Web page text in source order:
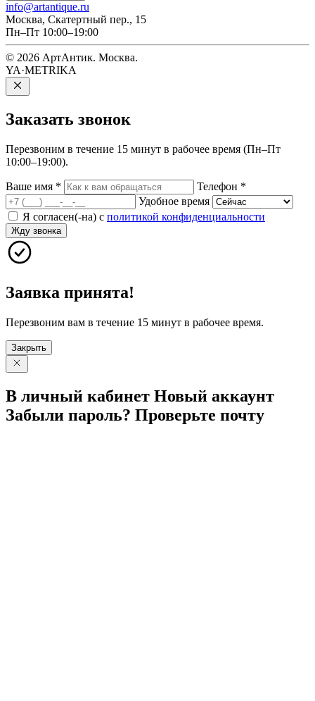
info@artantique.ru
Москва, Скатертный пер., 15
Пн–Пт 10:00–19:00
© 2026 АртАнтик. Москва.
YA·METRIKA
Заказать звонок
Перезвоним в течение 15 минут в рабочее время (Пн–Пт
10:00–19:00).
Ваше имя * Телефон *
Удобное время
Я согласен(-на) с политикой конфиденциальности
Жду звонка
Заявка принята!
Перезвоним вам в течение 15 минут в рабочее время.
Закрыть
В личный кабинет Новый аккаунт
Забыли пароль? Проверьте почту